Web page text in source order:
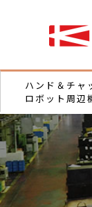
ハンド＆チャ
ロボット周辺